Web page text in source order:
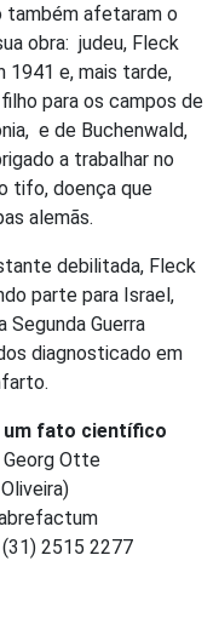
também afetaram o
obra: judeu, Fleck
1941 e, mais tarde,
para os campos de
e de Buchenwald,
a trabalhar no
tifo, doença que
alemãs.
debilitada, Fleck
parte para Israel,
Segunda Guerra
diagnosticado em
um fato científico
Otte
2515 2277